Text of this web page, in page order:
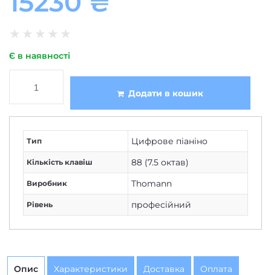
★ ★ ★ ★ ★
Є в наявності
Додати в кошик
Тип Цифрове піаніно
Кількість клавіш 88 (7.5 октав)
Виробник Thomann
Рівень професійний
Опис Характеристики Доставка Оплата